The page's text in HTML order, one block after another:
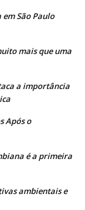
São Paulo
mais que uma
a importância
Após o
é a primeira
ambientais e